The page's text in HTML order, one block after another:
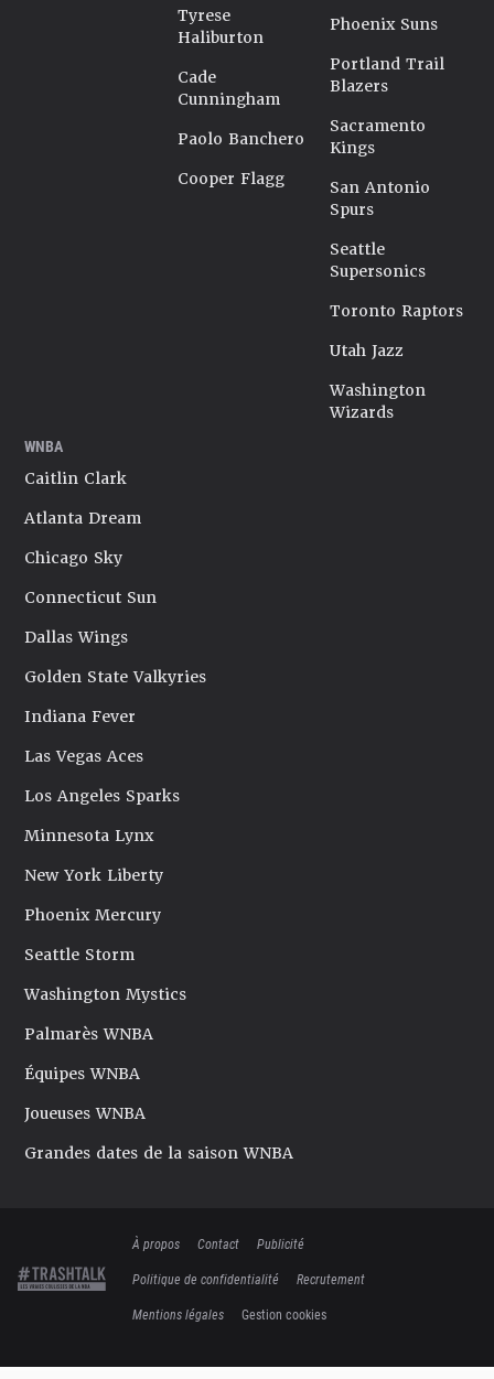
Tyrese
Haliburton
Cade
Cunningham
Paolo Banchero
Cooper Flagg
Phoenix Suns
Portland Trail
Blazers
Sacramento
Kings
San Antonio
Spurs
Seattle
Supersonics
Toronto Raptors
Utah Jazz
Washington
Wizards
WNBA
Caitlin Clark
Atlanta Dream
Chicago Sky
Connecticut Sun
Dallas Wings
Golden State Valkyries
Indiana Fever
Las Vegas Aces
Los Angeles Sparks
Minnesota Lynx
New York Liberty
Phoenix Mercury
Seattle Storm
Washington Mystics
Palmarès WNBA
Équipes WNBA
Joueuses WNBA
Grandes dates de la saison WNBA
À propos Contact
Publicité
Politique de confidentialité
Recrutement
Mentions légales
Gestion cookies